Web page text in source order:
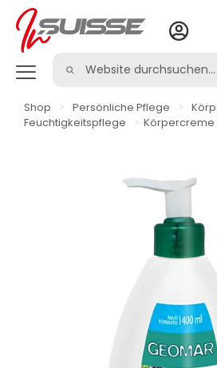
Shop > Persönliche Pflege >
Feuchtigkeitspflege
> Körpercreme